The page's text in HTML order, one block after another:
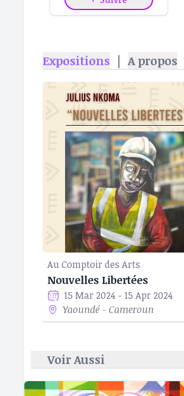
Expositions | A propos
Au Comptoir des Arts
Nouvelles Libertées
15 Mar 2024 - 15 Apr 2024
Yaoundé - Cameroun
Voir Aussi